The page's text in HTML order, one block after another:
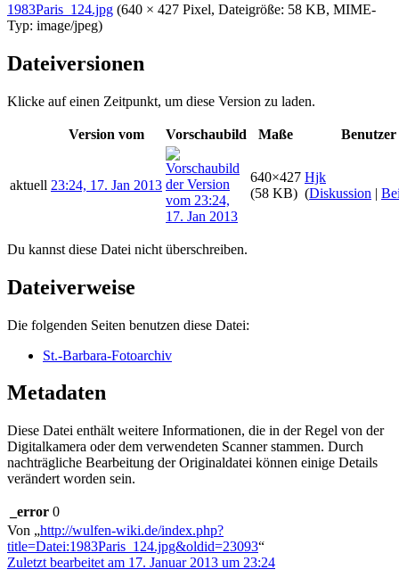
1983Paris_124.jpg (640 × 427 Pixel, Dateigröße: 58 KB, MIME-
Typ: image/jpeg)
Dateiversionen
Klicke auf einen Zeitpunkt, um diese Version zu laden.
Version vom Vorschaubild Maße Benutzer
aktuell 23:24, 17. Jan 2013
640×427
(58 KB)
Hjk
(Diskussion |
Du kannst diese Datei nicht überschreiben.
Dateiverweise
Die folgenden Seiten benutzen diese Datei:
St.-Barbara-Fotoarchiv
Metadaten
Diese Datei enthält weitere Informationen, die in der Regel von der
Digitalkamera oder dem verwendeten Scanner stammen. Durch
nachträgliche Bearbeitung der Originaldatei können einige Details
verändert worden sein.
_error 0
Von „http://wulfen-wiki.de/index.php?
title=Datei:1983Paris_124.jpg&oldid=23093“
Zuletzt bearbeitet am 17. Januar 2013 um 23:24